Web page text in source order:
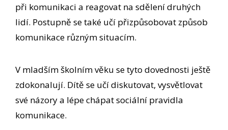
při komunikaci a reagovat na sdělení druhých
lidí. Postupně se také učí přizpůsobovat způsob
komunikace různým situacím.
V mladším školním věku se tyto dovednosti ještě
zdokonalují. Dítě se učí diskutovat, vysvětlovat
své názory a lépe chápat sociální pravidla
komunikace.